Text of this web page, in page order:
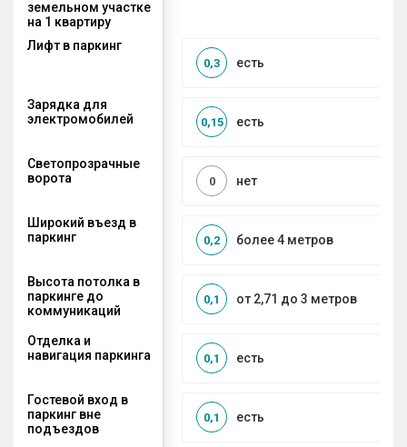
земельном участке
на 1 квартиру
Лифт в паркинг
есть
0,3
Зарядка для
электромобилей
есть
0,15
Светопрозрачные
ворота
нет
0
Широкий въезд в
паркинг
более 4 метров
0,2
Высота потолка в
паркинге до
коммуникаций
от 2,71 до 3 метров
0,1
Отделка и
навигация паркинга
есть
0,1
Гостевой вход в
паркинг вне
подъездов
есть
0,1